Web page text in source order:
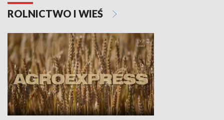
ROLNICTWO I WIEŚ